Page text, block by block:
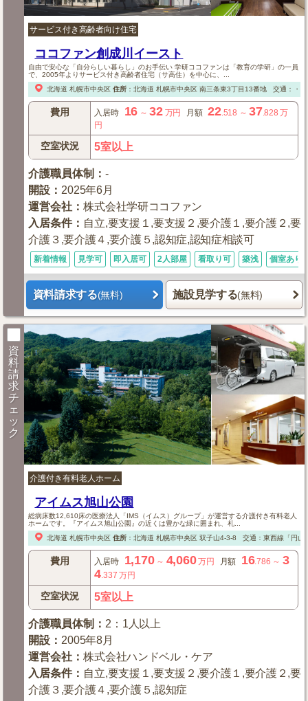
サービス付き高齢者向け住宅
ココファン創成川イースト
自由で安心な「自分らしい暮らし」のお手伝い 学研ココファンは「教育の学研」の一員
で、2005年よりサービス付き高齢者住宅（サ高住）を中心に、...
北海道 札幌市中央区 住所： 北海道 札幌市中央区南三条東3丁目13番地 交通：・
費用 入居時 16 ～32 万円 月額 22.518 ～37.828 万
円
空室状況 5室以上
介護職員体制 ：-
開設 ： 2025年6月
運営会社 ：株式会社学研ココファン
入居条件： 自立,要支援１,要支援２,要介護１,要介護２,要
介護３,要介護４,要介護５,認知症,認知症相談可
新着情報 見学可 即入居可 2人部屋 看取り可 築浅 個室あり
資料請求する(無料) 施設見学する(無料)
資
料
請
求
チ
ェ
ッ
ク
介護付き有料老人ホーム
アイムス旭山公園
総病床数12,610床の医療法人「IMS（イムス）グループ」が運営する介護付き有料老人
ホームです。『アイムス旭山公園』の近くは豊かな緑に囲まれ、札...
北海道 札幌市中央区 住所： 北海道 札幌市中央区双子山4-3-8 交通：東西線「円山
費用 入居時 1,170～ 4,060万円 月額 16.786 ～ 3
4 .337 万円
空室状況 5室以上
介護職員体制 ： 2：1人以上
開設 ： 2005年8月
運営会社 ：株式会社ハンドベル・ケア
入居条件： 自立,要支援１,要支援２,要介護１,要介護２,要
介護３,要介護４,要介護５,認知症